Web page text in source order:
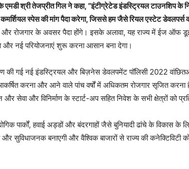
एमडी श्री तेजप्रीत गिल ने कहा, “इंटीग्रेटेड इंडस्ट्रियल टाउनशिप के
स्पेस की मांग पैदा करेगा, जिससे हम जैसे रियल एस्टेट डेवलपर्स
और रोजगार के अवसर पैदा होंगे। इसके अलावा, यह राज्य में ईज ऑफ
और नई परियोजनाएं शुरू करना आसान बना देगा।
गई नई इंडस्ट्रियल और बिज़नेस डेवलपमेंट पॉलिसी 2022
करना और आने वाले पांच वर्षों में अधिकतम रोजगार सृजित
और सेवा और विनिर्माण के स्टार्ट-अप सहित निवेश के सभी क्षेत्रों को
पार्कों, हवाई अड्डों और बंदरगाहों जैसे बुनियादी ढांचे के विकास
और सुविधाजनक बनाएगी और वैश्विक बाजारों से राज्य की कनेक्टिविटी